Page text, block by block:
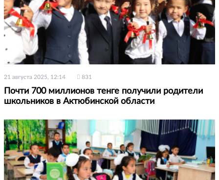
21 августа 2025, 12:14 831
Почти 700 миллионов тенге получили родители
школьников в Актюбинской области